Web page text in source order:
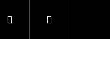
PřihlášeníNákupní